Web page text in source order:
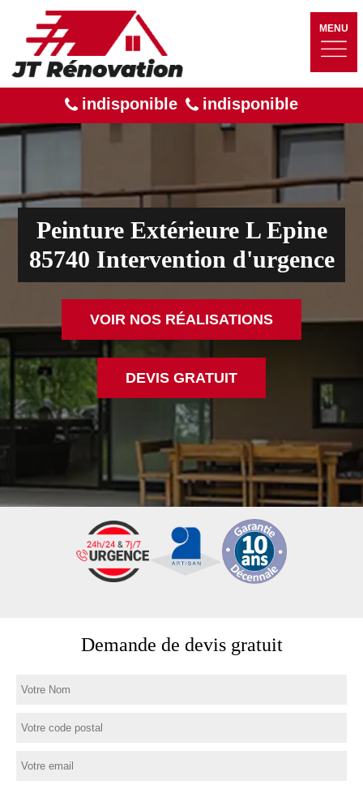
MENU
indisponible indisponible
Peinture Extérieure L Epine
85740 Intervention d'urgence
VOIR NOS RÉALISATIONS
DEVIS GRATUIT
Demande de devis gratuit